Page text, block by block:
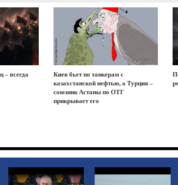
– всегда
Киев бьет по танкерам с
казахстанской нефтью, а Турция –
союзник Астаны по ОТГ
прикрывает его